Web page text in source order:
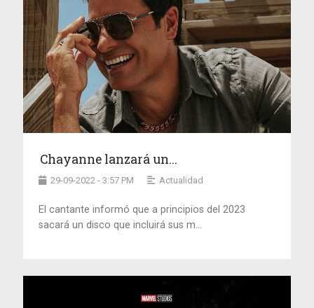
Chayanne lanzará un...
29-09-2022 - 3:57 PM Actualidad
El cantante informó que a principios del 2023
sacará un disco que incluirá sus m...